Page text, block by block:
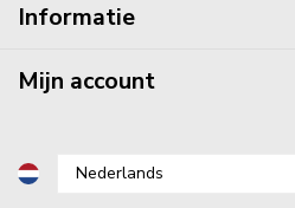
Informatie
Mijn account